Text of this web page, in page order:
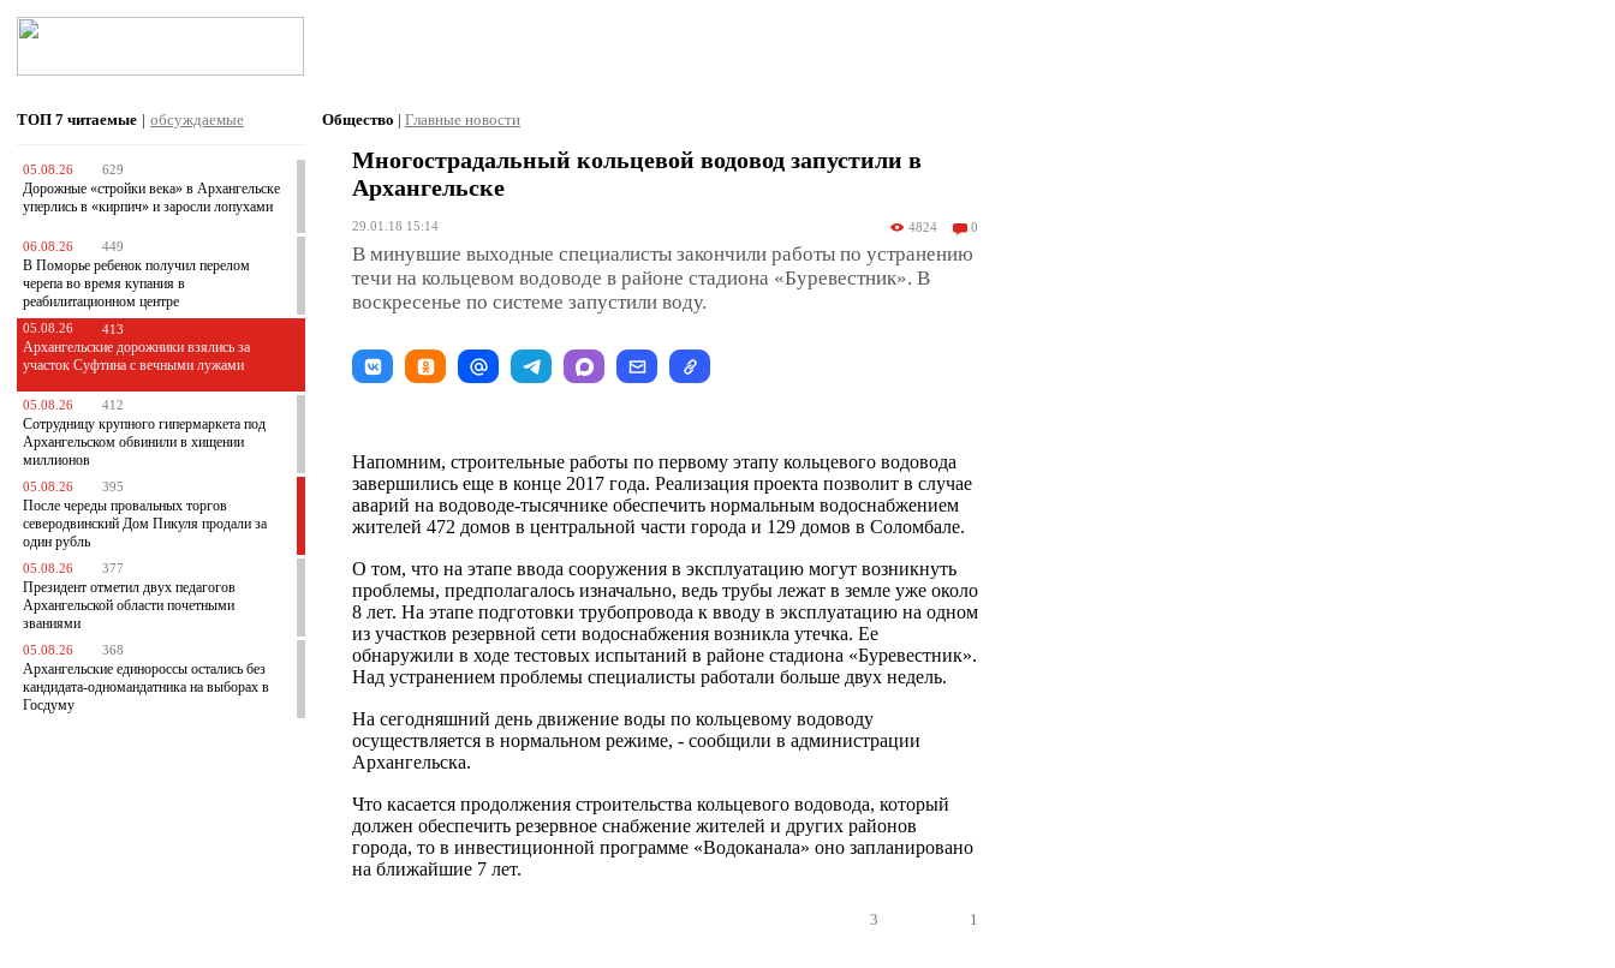
ТОП 7 читаемые | обсуждаемые
05.08.26 629
Дорожные «стройки века» в Архангельске
уперлись в «кирпич» и заросли лопухами
06.08.26 449
В Поморье ребенок получил перелом
черепа во время купания в
реабилитационном центре
05.08.26 413
Архангельские дорожники взялись за
участок Суфтина с вечными лужами
05.08.26 412
Сотрудницу крупного гипермаркета под
Архангельском обвинили в хищении
миллионов
05.08.26 395
После череды провальных торгов
северодвинский Дом Пикуля продали за
один рубль
05.08.26 377
Президент отметил двух педагогов
Архангельской области почетными
званиями
05.08.26 368
Архангельские единороссы остались без
кандидата-одномандатника на выборах в
Госдуму
Общество | Главные новости
Многострадальный кольцевой водовод запустили в
Архангельске
29.01.18 15:14 4824 0
В минувшие выходные специалисты закончили работы по устранению
течи на кольцевом водоводе в районе стадиона «Буревестник». В
воскресенье по системе запустили воду.
Напомним, строительные работы по первому этапу кольцевого водовода
завершились еще в конце 2017 года. Реализация проекта позволит в случае
аварий на водоводе-тысячнике обеспечить нормальным водоснабжением
жителей 472 домов в центральной части города и 129 домов в Соломбале.
О том, что на этапе ввода сооружения в эксплуатацию могут возникнуть
проблемы, предполагалось изначально, ведь трубы лежат в земле уже около
8 лет. На этапе подготовки трубопровода к вводу в эксплуатацию на одном
из участков резервной сети водоснабжения возникла утечка. Ее
обнаружили в ходе тестовых испытаний в районе стадиона «Буревестник».
Над устранением проблемы специалисты работали больше двух недель.
На сегодняшний день движение воды по кольцевому водоводу
осуществляется в нормальном режиме, - сообщили в администрации
Архангельска.
Что касается продолжения строительства кольцевого водовода, который
должен обеспечить резервное снабжение жителей и других районов
города, то в инвестиционной программе «Водоканала» оно запланировано
на ближайшие 7 лет.
3 1